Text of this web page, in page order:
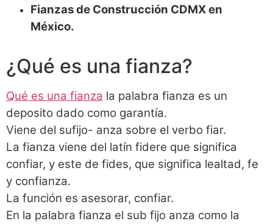
Fianzas de Construcción CDMX en
México.
¿Qué es una fianza?
Qué es una fianza la palabra fianza es un
deposito dado como garantía.
Viene del sufijo- anza sobre el verbo fiar.
La fianza viene del latín fidere que significa
confiar, y este de fides, que significa lealtad, fe
y confianza.
La función es asesorar, confiar.
En la palabra fianza el sub fijo anza como la